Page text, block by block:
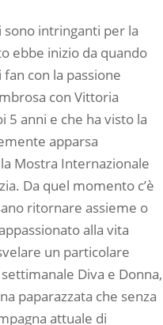
sono intringanti per la
ebbe inizio da quando
con la passione
con Vittoria
5 anni e che ha visto la
apparsa
Mostra Internazionale
Da quel momento c’è
ritornare assieme o
alla vita
un particolare
Diva e Donna,
paparazzata che senza
attuale di